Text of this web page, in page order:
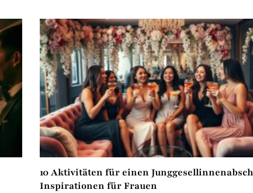
10 Aktivitäten für einen
Inspirationen für Frauen